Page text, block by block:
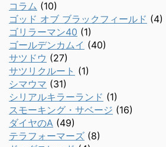
コラム (10)
ゴッド オブ ブラックフィールド (4)
ゴリラーマン40 (1)
ゴールデンカムイ (40)
サツドウ (27)
サツリクルート (1)
シマウマ (31)
シリアルキラーランド (1)
スモーキング・サベージ (16)
ダイヤのA (49)
テラフォーマーズ (8)